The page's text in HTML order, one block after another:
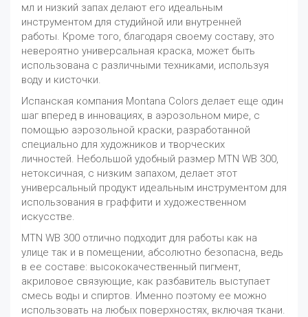
мл и низкий запах делают его идеальным
инструментом для студийной или внутренней
работы. Кроме того, благодаря своему составу, это
невероятно универсальная краска, может быть
использована с различными техниками, используя
воду и кисточки.
Испанская компания Montana Colors делает еще один
шаг вперед в инновациях, в аэрозольном мире, с
помощью аэрозольной краски, разработанной
специально для художников и творческих
личностей. Небольшой удобный размер MTN WB 300,
нетоксичная, с низким запахом, делает этот
универсальный продукт идеальным инструментом для
использования в граффити и художественном
искусстве.
MTN WB 300 отлично подходит для работы как на
улице так и в помещении, абсолютно безопасна, ведь
в ее составе: высококачественный пигмент,
акриловое связующие, как разбавитель выступает
смесь воды и спиртов. Именно поэтому ее можно
использовать на любых поверхностях, включая ткани.